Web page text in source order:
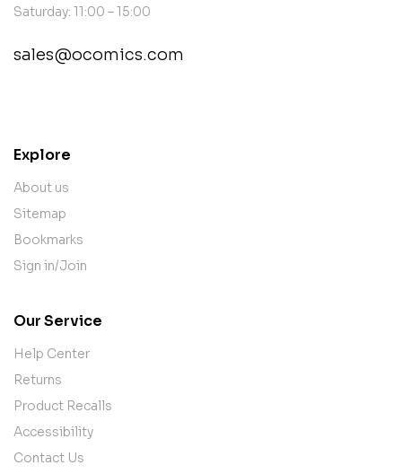
Saturday: 11:00 – 15:00
sales@ocomics.com
Explore
About us
Sitemap
Bookmarks
Sign in/Join
Our Service
Help Center
Returns
Product Recalls
Accessibility
Contact Us